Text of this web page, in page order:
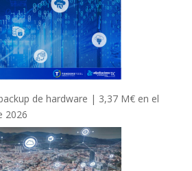
de hardware | 3,37 M€ en el
2026